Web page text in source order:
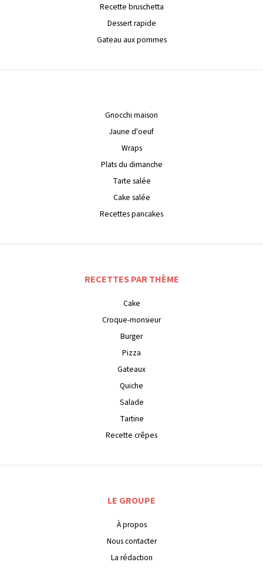
Recette bruschetta
Dessert rapide
Gateau aux pommes
Gnocchi maison
Jaune d'oeuf
Wraps
Plats du dimanche
Tarte salée
Cake salée
Recettes pancakes
RECETTES PAR THÈME
Cake
Croque-monsieur
Burger
Pizza
Gateaux
Quiche
Salade
Tartine
Recette crêpes
LE GROUPE
À propos
Nous contacter
La rédaction